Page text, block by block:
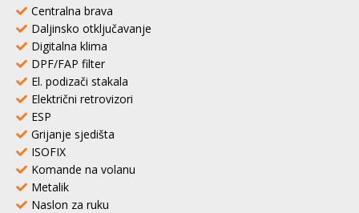
Centralna brava
Daljinsko otključavanje
Digitalna klima
DPF/FAP filter
El. podizači stakala
Električni retrovizori
ESP
Grijanje sjedišta
ISOFIX
Komande na volanu
Metalik
Naslon za ruku